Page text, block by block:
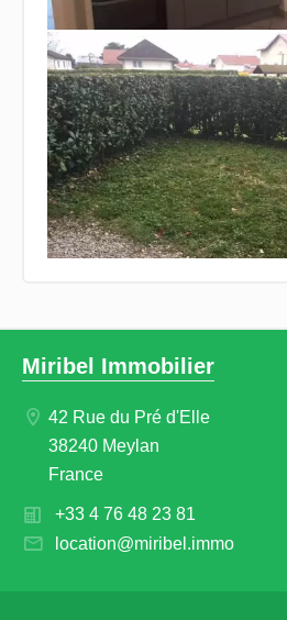
Miribel Immobilier
42 Rue du Pré d'Elle
38240 Meylan
France
+33 4 76 48 23 81
location@miribel.immo